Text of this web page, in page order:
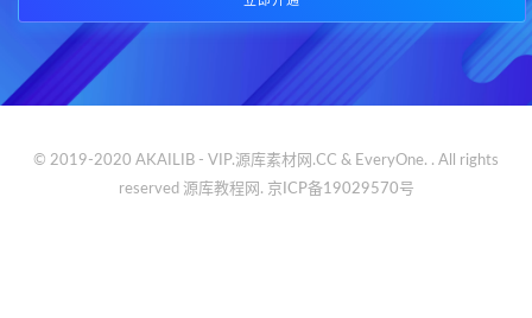
© 2019-2020 AKAILIB - VIP.源库素材网.CC & EveryOne. . All rights
reserved 源库教程网. 京ICP备19029570号